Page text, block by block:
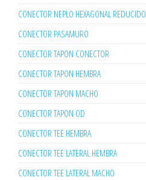
CONECTOR NEPLO HEXAGONAL REDUCIDO
CONECTOR PASAMURO
CONECTOR TAPON CONECTOR
CONECTOR TAPON HEMBRA
CONECTOR TAPON MACHO
CONECTOR TAPON OD
CONECTOR TEE HEMBRA
CONECTOR TEE LATERAL HEMBRA
CONECTOR TEE LATERAL MACHO